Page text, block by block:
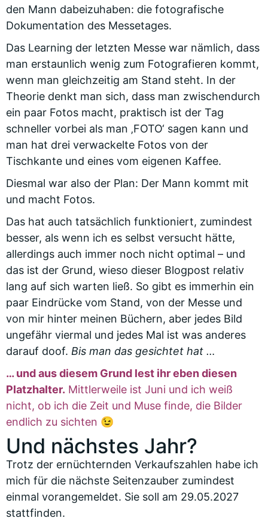
den Mann dabeizuhaben: die fotografische
Dokumentation des Messetages.
Das Learning der letzten Messe war nämlich, dass
man erstaunlich wenig zum Fotografieren kommt,
wenn man gleichzeitig am Stand steht. In der
Theorie denkt man sich, dass man zwischendurch
ein paar Fotos macht, praktisch ist der Tag
schneller vorbei als man ‚FOTO‘ sagen kann und
man hat drei verwackelte Fotos von der
Tischkante und eines vom eigenen Kaffee.
Diesmal war also der Plan: Der Mann kommt mit
und macht Fotos.
Das hat auch tatsächlich funktioniert, zumindest
besser, als wenn ich es selbst versucht hätte,
allerdings auch immer noch nicht optimal – und
das ist der Grund, wieso dieser Blogpost relativ
lang auf sich warten ließ. So gibt es immerhin ein
paar Eindrücke vom Stand, von der Messe und
von mir hinter meinen Büchern, aber jedes Bild
ungefähr viermal und jedes Mal ist was anderes
darauf doof. Bis man das gesichtet hat …
… und aus diesem Grund lest ihr eben diesen
Platzhalter. Mittlerweile ist Juni und ich weiß
nicht, ob ich die Zeit und Muse finde, die Bilder
endlich zu sichten 😉
Und nächstes Jahr?
Trotz der ernüchternden Verkaufszahlen habe ich
mich für die nächste Seitenzauber zumindest
einmal vorangemeldet. Sie soll am 29.05.2027
stattfinden.